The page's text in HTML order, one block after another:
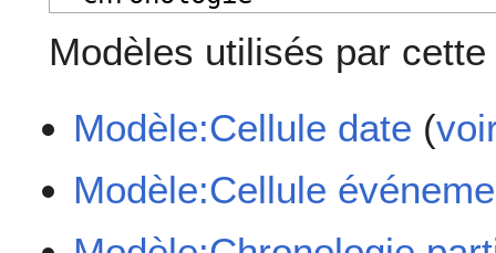
Modèles utilisés par
Modèle:Cellule date (
Modèle:Cellule